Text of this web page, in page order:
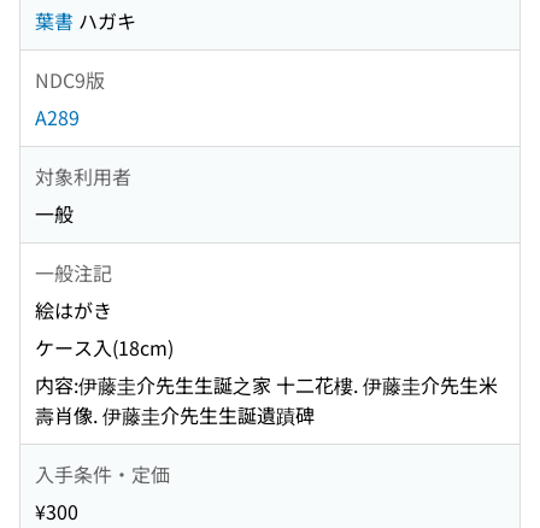
葉書 ハガキ
NDC9版
A289
対象利用者
一般
一般注記
絵はがき
ケース入(18cm)
内容:伊藤圭介先生生誕之家 十二花樓. 伊藤圭介先生米
壽肖像. 伊藤圭介先生生誕遺蹟碑
入手条件・定価
¥300